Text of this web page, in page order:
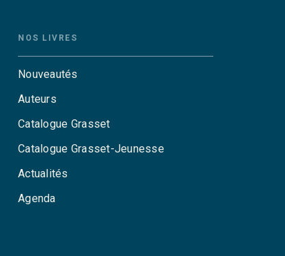
NOS LIVRES
Nouveautés
Auteurs
Catalogue Grasset
Catalogue Grasset-Jeunesse
Actualités
Agenda